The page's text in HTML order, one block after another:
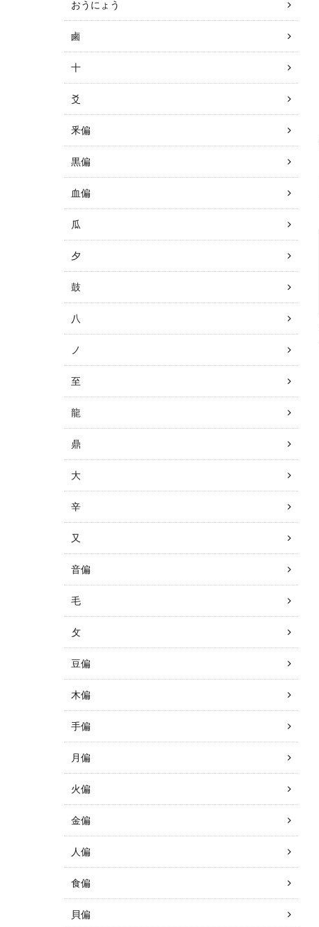
おうにょう
鹵
十
爻
釆偏
黒偏
血偏
瓜
夕
鼓
八
ノ
至
龍
鼎
大
辛
又
音偏
毛
攵
豆偏
木偏
手偏
月偏
火偏
金偏
人偏
食偏
貝偏